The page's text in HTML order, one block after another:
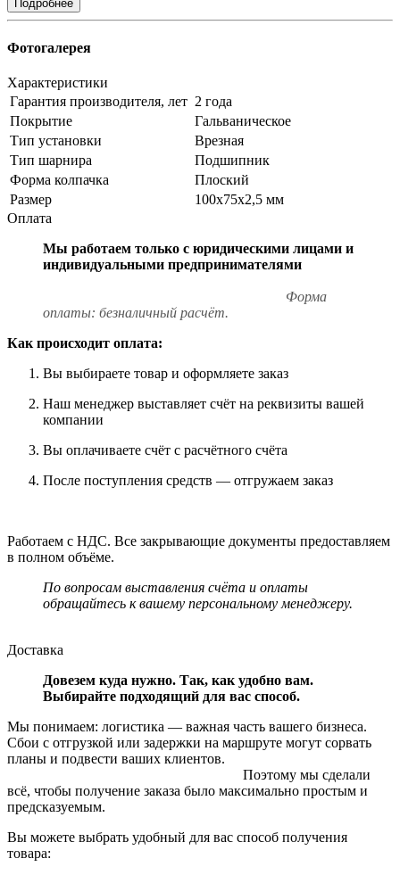
Подробнее
Фотогалерея
Характеристики
Гарантия производителя, лет 2 года
Покрытие
Гальваническое
Тип установки
Врезная
Тип шарнира
Подшипник
Форма колпачка
Плоский
Размер
100х75х2,5 мм
Оплата
Мы работаем только с юридическими лицами и
индивидуальными предпринимателями
Форма
оплаты: безналичный расчёт.
Как происходит оплата:
Вы выбираете товар и оформляете заказ
Наш менеджер выставляет счёт на реквизиты вашей
компании
Вы оплачиваете счёт с расчётного счёта
После поступления средств — отгружаем заказ
Работаем с НДС. Все закрывающие документы предоставляем
в полном объёме.
По вопросам выставления счёта и оплаты
обращайтесь к вашему персональному менеджеру.
Доставка
Довезем куда нужно. Так, как удобно вам.
Выбирайте подходящий для вас способ.
Мы понимаем: логистика — важная часть вашего бизнеса.
Сбои с отгрузкой или задержки на маршруте могут сорвать
планы и подвести ваших клиентов.
Поэтому мы сделали
всё, чтобы получение заказа было максимально простым и
предсказуемым.
Вы можете выбрать удобный для вас способ получения
товара: